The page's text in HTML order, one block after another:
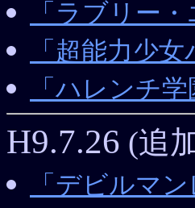
「ラブリー
「超能力少
「ハレンチ
H9.7.26 (追
「デビルマ